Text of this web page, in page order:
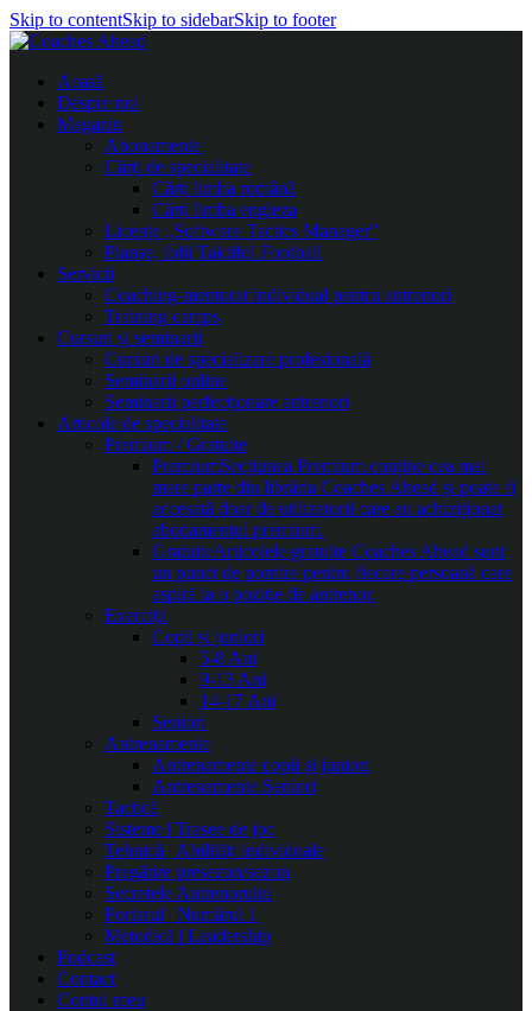
Skip to contentSkip to sidebarSkip to footer
Acasă
Despre noi
Magazin
Abonamente
Cărți de specialitate
Cărți limba română
Cărți limba engleza
Licențe „Software Tactics Manager”
Planșe, folii Taktifol Football
Servicii
Coaching-mentorat individual pentru antrenori
Training camps
Cursuri și seminarii
Cursuri de specializare profesională
Seminarii online
Seminarii perfecționare antrenori
Articole de specialitate
Premium / Gratuite
PremiumSecțiunea Premium conține cea mai
mare parte din librăria Coaches Ahead și poate fi
accesată doar de utilizatorii care au achiziționat
abonamentul premium.
GratuiteArticolele gratuite Coaches Ahead sunt
un punct de pornire pentru fiecare persoană care
aspiră la o poziție de antrenor.
Exerciții
Copii și juniori
5-8 Ani
9-13 Ani
14-17 Ani
Seniori
Antrenamente
Antrenamente copii și juniori
Antrenamente Seniori
Tactică
Sisteme | Trasee de joc
Tehnică | Abilități individuale
Pregătire presezon/sezon
Secretele Antrenorului
Portarul | Numărul 1
Metodică | Leadership
Podcast
Contact
Contul meu